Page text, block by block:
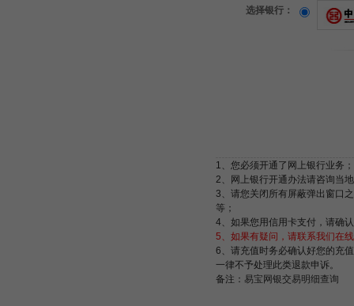
选择银行：
1、您必须开通了网上银行业务；
2、网上银行开通办法请咨询当
3、请您关闭所有屏蔽弹出窗口
等；
4、如果您用信用卡支付，请确
5、如果有疑问，请联系我们在
6、请充值时务必确认好您的充
一律不予处理此类退款申诉。
备注： 易宝网银交易明细查询